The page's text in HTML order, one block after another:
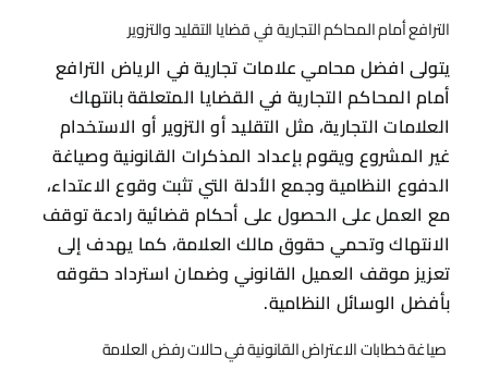
الترافع أمام المحاكم التجارية في قضايا التقليد والتزوير
يتولى افضل محامي علامات تجارية في الرياض الترافع
أمام المحاكم التجارية في القضايا المتعلقة بانتهاك
العلامات التجارية، مثل التقليد أو التزوير أو الاستخدام
غير المشروع ويقوم بإعداد المذكرات القانونية وصياغة
الدفوع النظامية وجمع الأدلة التي تثبت وقوع الاعتداء،
مع العمل على الحصول على أحكام قضائية رادعة توقف
الانتهاك وتحمي حقوق مالك العلامة، كما يهدف إلى
تعزيز موقف العميل القانوني وضمان استرداد حقوقه
بأفضل الوسائل النظامية.
صياغة خطابات الاعتراض القانونية في حالات رفض العلامة